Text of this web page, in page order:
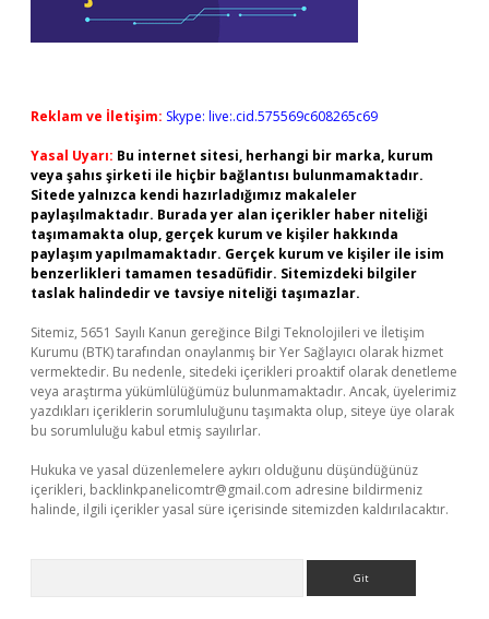
Reklam ve İletişim: Skype: live:.cid.575569c608265c69
Yasal Uyarı: Bu internet sitesi, herhangi bir marka, kurum
veya şahıs şirketi ile hiçbir bağlantısı bulunmamaktadır.
Sitede yalnızca kendi hazırladığımız makaleler
paylaşılmaktadır. Burada yer alan içerikler haber niteliği
taşımamakta olup, gerçek kurum ve kişiler hakkında
paylaşım yapılmamaktadır. Gerçek kurum ve kişiler ile isim
benzerlikleri tamamen tesadüfidir. Sitemizdeki bilgiler
taslak halindedir ve tavsiye niteliği taşımazlar.
Sitemiz, 5651 Sayılı Kanun gereğince Bilgi Teknolojileri ve İletişim
Kurumu (BTK) tarafından onaylanmış bir Yer Sağlayıcı olarak hizmet
vermektedir. Bu nedenle, sitedeki içerikleri proaktif olarak denetleme
veya araştırma yükümlülüğümüz bulunmamaktadır. Ancak, üyelerimiz
yazdıkları içeriklerin sorumluluğunu taşımakta olup, siteye üye olarak
bu sorumluluğu kabul etmiş sayılırlar.
Hukuka ve yasal düzenlemelere aykırı olduğunu düşündüğünüz
içerikleri, backlinkpanelicomtr@gmail.com adresine bildirmeniz
halinde, ilgili içerikler yasal süre içerisinde sitemizden kaldırılacaktır.